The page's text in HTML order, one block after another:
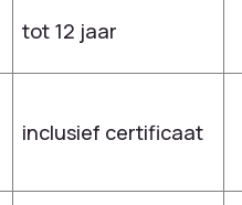
tot 12 jaar
inclusief certificaat